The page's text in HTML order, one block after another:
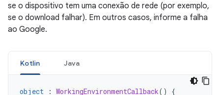
se o dispositivo tem uma conexão de rede (por exemplo,
se o download falhar). Em outros casos, informe a falha
ao Google.
Kotlin Java
object : WorkingEnvironmentCallback()
{